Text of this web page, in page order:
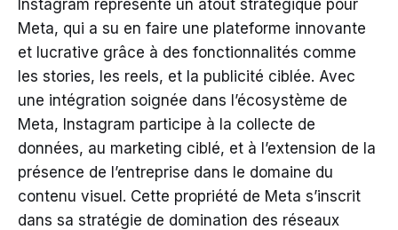
Instagram représente un atout stratégique pour
Meta, qui a su en faire une plateforme innovante
et lucrative grâce à des fonctionnalités comme
les stories, les reels, et la publicité ciblée. Avec
une intégration soignée dans l’écosystème de
Meta, Instagram participe à la collecte de
données, au marketing ciblé, et à l’extension de la
présence de l’entreprise dans le domaine du
contenu visuel. Cette propriété de Meta s’inscrit
dans sa stratégie de domination des réseaux